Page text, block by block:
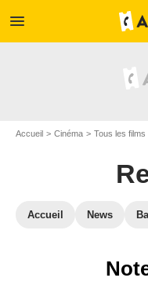
menu
Accueil Cinéma Tous les films
Accueil News